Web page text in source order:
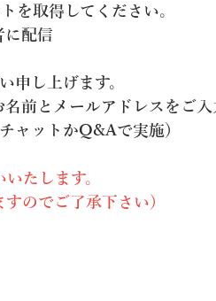
を取得してください。
に配信
申し上げます。
前とメールアドレスをご入
ャットかQ&Aで実施）
たします。
のでご了承下さい）